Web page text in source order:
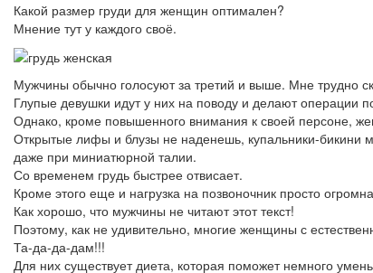
Какой размер груди для женщин оптимален?
Мнение тут у каждого своё.
Мужчины обычно голосуют за третий и выше. Мне трудно
Глупые девушки идут у них на поводу и делают операции
Однако, кроме повышенного внимания к своей персоне,
Открытые лифы и блузы не наденешь, купальники-бикини
даже при миниатюрной талии.
Со временем грудь быстрее отвисает.
Кроме этого еще и нагрузка на позвоночник просто
Как хорошо, что мужчины не читают этот текст!
Поэтому, как не удивительно, многие женщины с
Та-да-да-дам!!!
Для них существует диета, которая поможет немного